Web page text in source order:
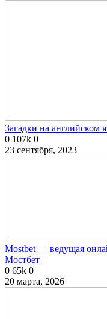
Загадки на английском
0 107k 0
23 сентября, 2023
Mostbet — ведущая
Мостбет
0 65k 0
20 марта, 2026